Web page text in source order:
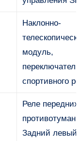
Наклонно-
модуль,
переключатель
спортивного
Реле передних
Задний левый